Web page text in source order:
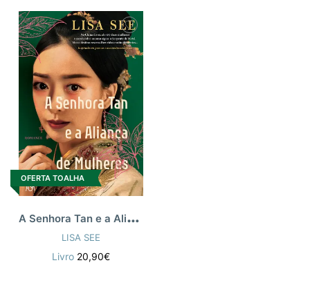
OFERTA TOALHA
A
Senhora Tan e a Aliança de Mulheres
LISA SEE
Livro 20,90€